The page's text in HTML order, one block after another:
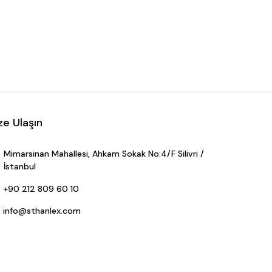
Ulaşın
Mimarsinan Mahallesi, Ahkam Sokak No:4/F Silivri /
İstanbul
+90 212 809 60 10
info@sthanlex.com